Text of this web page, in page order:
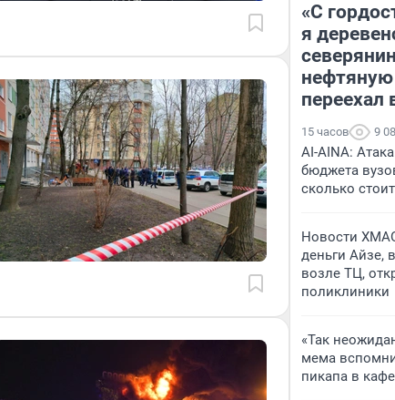
«С
я
переехал
15 часов 9
AI-AINA:
бюджета
сколько
Новости
деньги Айзе,
возле ТЦ,
поликлиники
«Так
мема
пикапа в